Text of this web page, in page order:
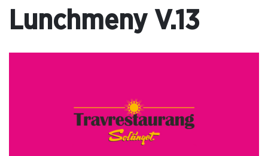
Lunchmeny V.13